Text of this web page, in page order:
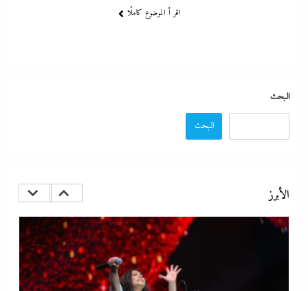
اقر أ الموضوع كاملًا
البحث
البحث
الأبرز13 يناير، 2026